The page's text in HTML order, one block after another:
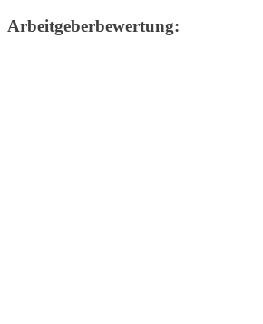
Arbeitgeberbewertung: